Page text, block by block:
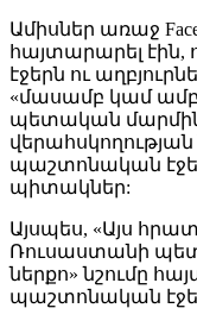
Ամիսներ առաջ
հայտարարել
էջերն ու
«մասամբ կամ
պետական
վերահսկողության
պաշտոնական
պիտակներ:
Այսպես, «Այս
Ռուսաստանի
ներքո» նշումը
պաշտոնական